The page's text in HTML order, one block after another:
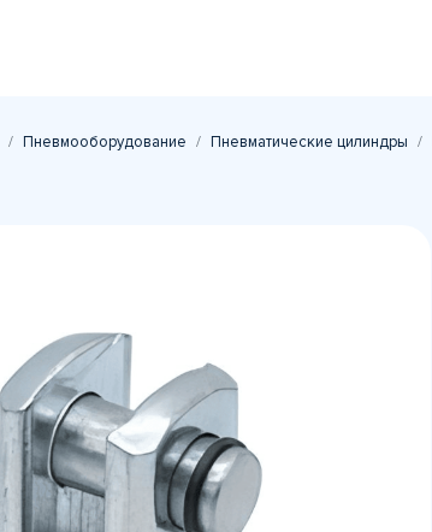
Пневмооборудование Пневматические цилиндры